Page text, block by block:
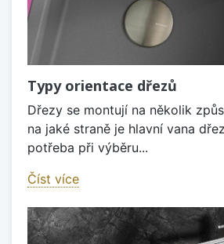
Typy orientace dřezů
Dřezy se montují na několik
na jaké straně je hlavní vana
potřeba při výběru...
Číst více